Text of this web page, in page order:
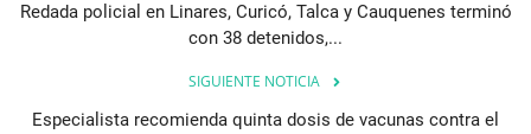
Redada policial en Linares, Curicó, Talca y Cauquenes terminó
con 38 detenidos,...
SIGUIENTE NOTICIA
Especialista recomienda quinta dosis de vacunas contra el